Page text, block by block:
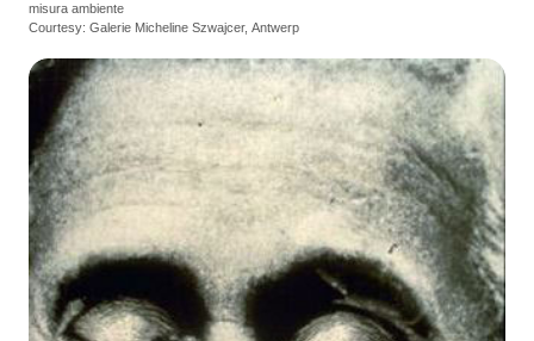
misura ambiente
Courtesy: Galerie Micheline Szwajcer, Antwerp